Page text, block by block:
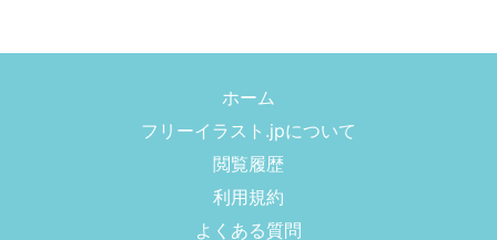
ホーム
フリーイラスト.jpについて
閲覧履歴
利用規約
よくある質問